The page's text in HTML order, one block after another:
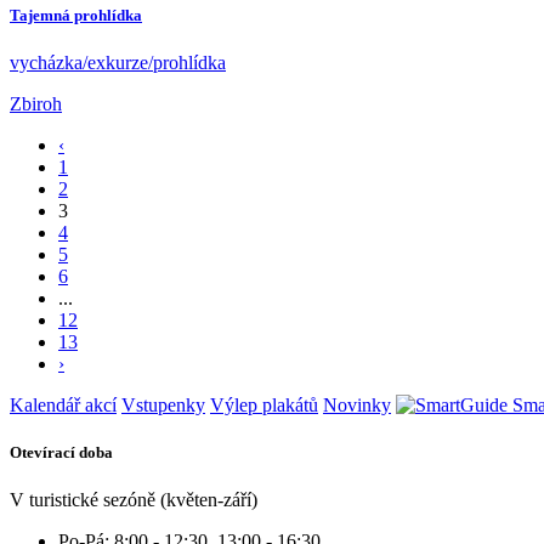
Tajemná prohlídka
vycházka/exkurze/prohlídka
Zbiroh
‹
1
2
3
4
5
6
...
12
13
›
Kalendář akcí Vstupenky Výlep plakátů Novinky
Otevírací doba
V turistické sezóně (květen-září)